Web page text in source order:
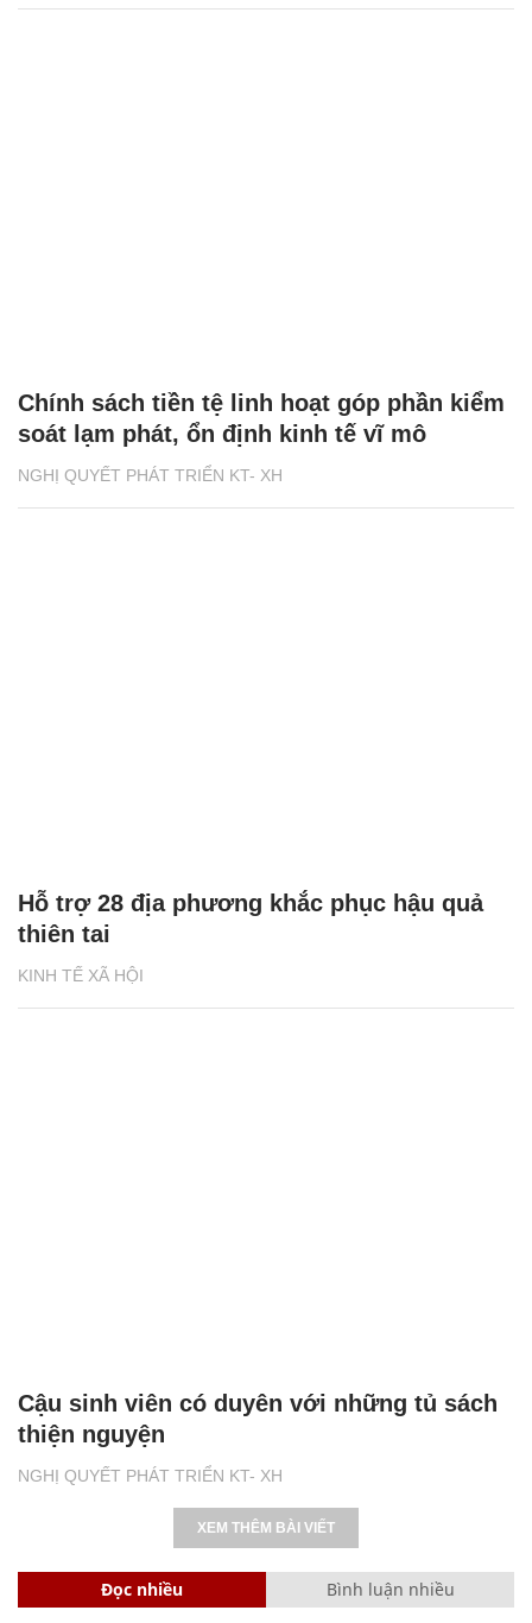
NGHỊ QUYẾT PHÁT TRIỂN KT- XH
Chính sách tiền tệ linh hoạt góp phần kiểm
soát lạm phát, ổn định kinh tế vĩ mô
KINH TẾ XÃ HỘI
Hỗ trợ 28 địa phương khắc phục hậu quả
thiên tai
NGHỊ QUYẾT PHÁT TRIỂN KT- XH
Cậu sinh viên có duyên với những tủ sách
thiện nguyện
XEM THÊM BÀI VIẾT
Đọc nhiều Bình luận nhiều